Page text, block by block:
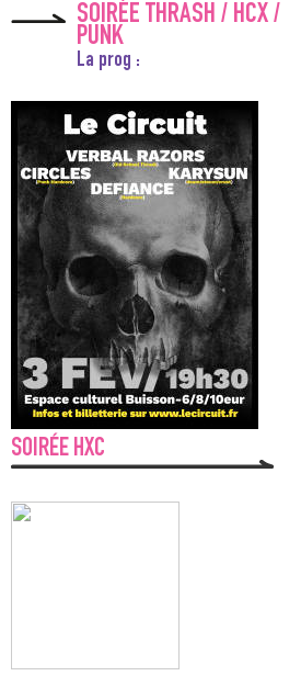
SOIRÉE THRASH / HCX /
PUNK
La prog :
SOIRÉE HXC